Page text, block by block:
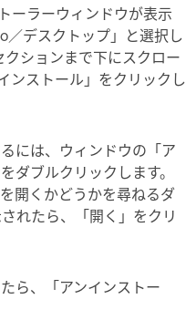
ーラーウィンドウが表示
／デスクトップ」と選択し
ションまで下にスクロー
ンストール」をクリックし
には、ウィンドウの「ア
ダブルクリックします。
開くかどうかを尋ねるダ
れたら、「開く」をクリ
ら、「アンインストー